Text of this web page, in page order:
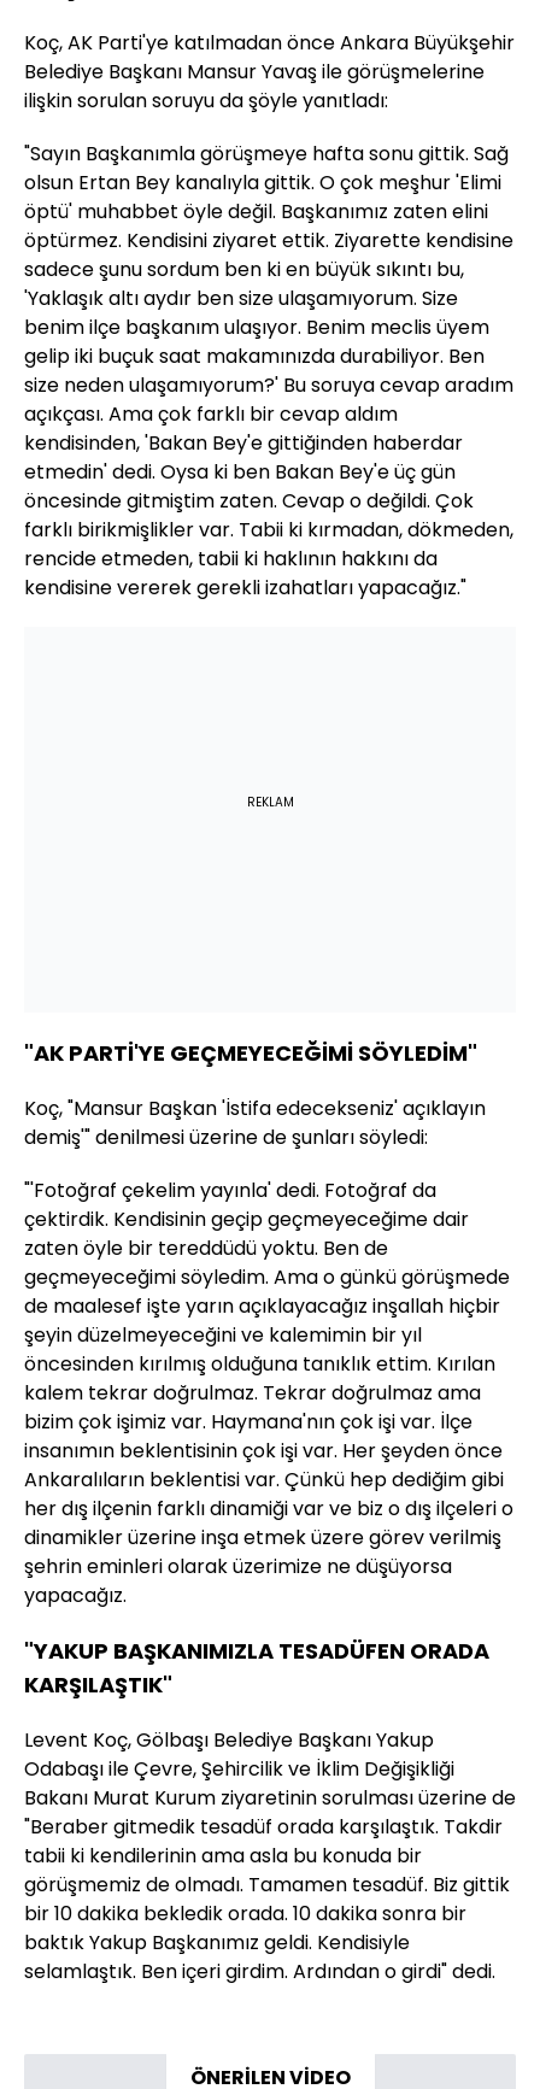
Koç, AK Parti'ye katılmadan önce Ankara Büyükşehir
Belediye Başkanı Mansur Yavaş ile görüşmelerine
ilişkin sorulan soruyu da şöyle yanıtladı:
"Sayın Başkanımla görüşmeye hafta sonu gittik. Sağ
olsun Ertan Bey kanalıyla gittik. O çok meşhur 'Elimi
öptü' muhabbet öyle değil. Başkanımız zaten elini
öptürmez. Kendisini ziyaret ettik. Ziyarette kendisine
sadece şunu sordum ben ki en büyük sıkıntı bu,
'Yaklaşık altı aydır ben size ulaşamıyorum. Size
benim ilçe başkanım ulaşıyor. Benim meclis üyem
gelip iki buçuk saat makamınızda durabiliyor. Ben
size neden ulaşamıyorum?' Bu soruya cevap aradım
açıkçası. Ama çok farklı bir cevap aldım
kendisinden, 'Bakan Bey'e gittiğinden haberdar
etmedin' dedi. Oysa ki ben Bakan Bey'e üç gün
öncesinde gitmiştim zaten. Cevap o değildi. Çok
farklı birikmişlikler var. Tabii ki kırmadan, dökmeden,
rencide etmeden, tabii ki haklının hakkını da
kendisine vererek gerekli izahatları yapacağız."
REKLAM
"AK PARTİ'YE GEÇMEYECEĞİMİ SÖYLEDİM"
Koç, "Mansur Başkan 'İstifa edecekseniz' açıklayın
demiş'" denilmesi üzerine de şunları söyledi:
"'Fotoğraf çekelim yayınla' dedi. Fotoğraf da
çektirdik. Kendisinin geçip geçmeyeceğime dair
zaten öyle bir tereddüdü yoktu. Ben de
geçmeyeceğimi söyledim. Ama o günkü görüşmede
de maalesef işte yarın açıklayacağız inşallah hiçbir
şeyin düzelmeyeceğini ve kalemimin bir yıl
öncesinden kırılmış olduğuna tanıklık ettim. Kırılan
kalem tekrar doğrulmaz. Tekrar doğrulmaz ama
bizim çok işimiz var. Haymana'nın çok işi var. İlçe
insanımın beklentisinin çok işi var. Her şeyden önce
Ankaralıların beklentisi var. Çünkü hep dediğim gibi
her dış ilçenin farklı dinamiği var ve biz o dış ilçeleri o
dinamikler üzerine inşa etmek üzere görev verilmiş
şehrin eminleri olarak üzerimize ne düşüyorsa
yapacağız.
"YAKUP BAŞKANIMIZLA TESADÜFEN ORADA
KARŞILAŞTIK"
Levent Koç, Gölbaşı Belediye Başkanı Yakup
Odabaşı ile Çevre, Şehircilik ve İklim Değişikliği
Bakanı Murat Kurum ziyaretinin sorulması üzerine de
"Beraber gitmedik tesadüf orada karşılaştık. Takdir
tabii ki kendilerinin ama asla bu konuda bir
görüşmemiz de olmadı. Tamamen tesadüf. Biz gittik
bir 10 dakika bekledik orada. 10 dakika sonra bir
baktık Yakup Başkanımız geldi. Kendisiyle
selamlaştık. Ben içeri girdim. Ardından o girdi" dedi.
ÖNERİLEN VİDEO